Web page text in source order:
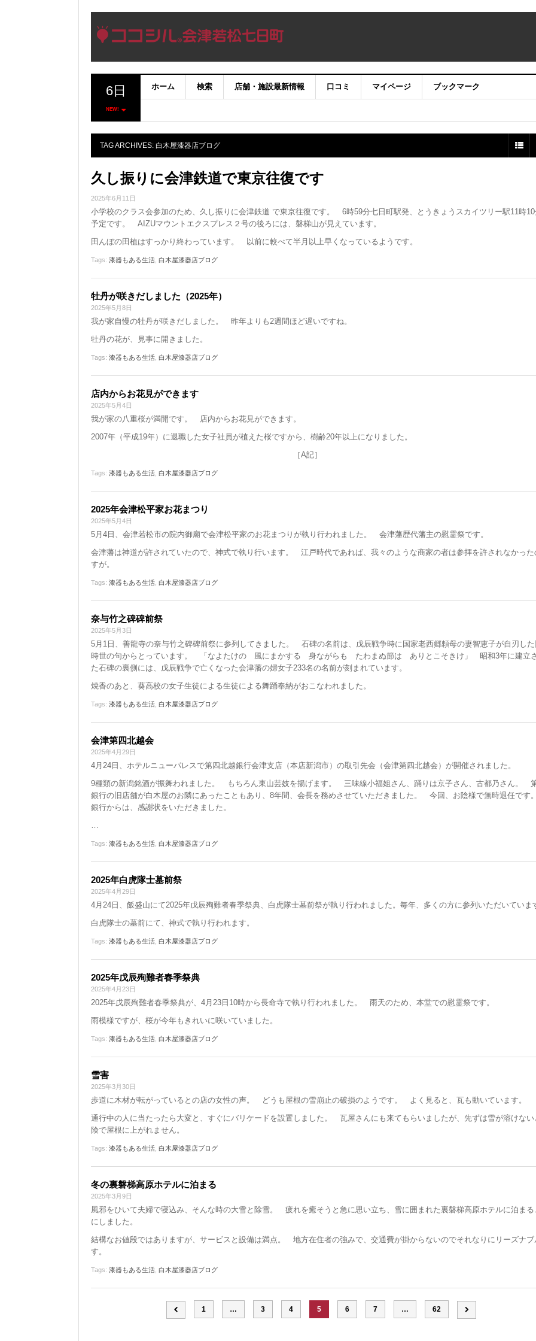
6日
NEW!
ホーム 検索 店舗・施設最新情報 口コミ マイページ ブックマーク
TAG ARCHIVES: 白木屋漆器店ブログ
久し振りに会津鉄道で東京往復です
2025年6月11日
小学校のクラス会参加のため、久し振りに会津鉄道 で東京往復です。 6時59分七日町駅発、とうきょうスカイツリー駅11時
予定です。 AIZUマウントエクスプレス２号の後ろには、磐梯山が見えています。
田んぼの田植はすっかり終わっています。 以前に較べて半月以上早くなっているようです。
Tags: 漆器もある生活 白木屋漆器店ブログ
牡丹が咲きだしました（2025年）
2025年5月8日
我が家自慢の牡丹が咲きだしました。 昨年よりも2週間ほど遅いですね。
牡丹の花が、見事に開きました。
Tags: 漆器もある生活 白木屋漆器店ブログ
店内からお花見ができます
2025年5月4日
我が家の八重桜が満開です。 店内からお花見ができます。
2007年（平成19年）に退職した女子社員が植えた桜ですから、樹齢20年以上になりました。
［A記］
Tags: 漆器もある生活 白木屋漆器店ブログ
2025年会津松平家お花まつり
2025年5月4日
5月4日、会津若松市の院内御廟で会津松平家のお花まつりが執り行われました。 会津藩歴代藩主の慰霊祭です。
会津藩は神道が許されていたので、神式で執り行います。 江戸時代であれば、我々のような商家の者は参拝を許されなかった
すが。
Tags: 漆器もある生活 白木屋漆器店ブログ
奈与竹之碑碑前祭
2025年5月3日
5月1日、善龍寺の奈与竹之碑碑前祭に参列してきました。 石碑の名前は、戊辰戦争時に国家老西郷頼母の妻智恵子が自刃し
時世の句からとっています。 「なよたけの 風にまかする 身ながらも たわまぬ節は ありとこそきけ」 昭和3年に建立
た石碑の裏側には、戊辰戦争で亡くなった会津藩の婦女子233名の名前が刻まれています。
焼香のあと、葵高校の女子生徒による生徒による舞踊奉納がおこなわれました。
Tags: 漆器もある生活 白木屋漆器店ブログ
会津第四北越会
2025年4月29日
4月24日、ホテルニューパレスで第四北越銀行会津支店（本店新潟市）の取引先会（会津第四北越会）が開催されました。
9種類の新潟銘酒が振舞われました。 もちろん東山芸妓を揚げます。 三味線小福姐さん、踊りは京子さん、古都乃さん。
銀行の旧店舗が白木屋のお隣にあったこともあり、8年間、会長を務めさせていただきました。 今回、お陰様で無時退任で
銀行からは、感謝状をいただきました。
…
Tags: 漆器もある生活 白木屋漆器店ブログ
2025年白虎隊士墓前祭
2025年4月29日
4月24日、飯盛山にて2025年戊辰殉難者春季祭典、白虎隊士墓前祭が執り行われました。毎年、多くの方に参列いただいていま
白虎隊士の墓前にて、神式で執り行われます。
Tags: 漆器もある生活 白木屋漆器店ブログ
2025年戊辰殉難者春季祭典
2025年4月23日
2025年戊辰殉難者春季祭典が、4月23日10時から長命寺で執り行われました。 雨天のため、本堂での慰霊祭です。
雨模様ですが、桜が今年もきれいに咲いていました。
Tags: 漆器もある生活 白木屋漆器店ブログ
雪害
2025年3月30日
歩道に木材が転がっているとの店の女性の声。 どうも屋根の雪崩止の破損のようです。 よく見ると、瓦も動いています。
通行中の人に当たったら大変と、すぐにバリケードを設置しました。 瓦屋さんにも来てもらいましたが、先ずは雪が溶けない
険で屋根に上がれません。
Tags: 漆器もある生活 白木屋漆器店ブログ
冬の裏磐梯高原ホテルに泊まる
2025年3月9日
風邪をひいて夫婦で寝込み、そんな時の大雪と除雪。 疲れを癒そうと急に思い立ち、雪に囲まれた裏磐梯高原ホテルに泊まる
にしました。
結構なお値段ではありますが、サービスと設備は満点。 地方在住者の強みで、交通費が掛からないのでそれなりにリーズナブ
す。
Tags: 漆器もある生活 白木屋漆器店ブログ
1 … 3 4 5 6 7 … 62